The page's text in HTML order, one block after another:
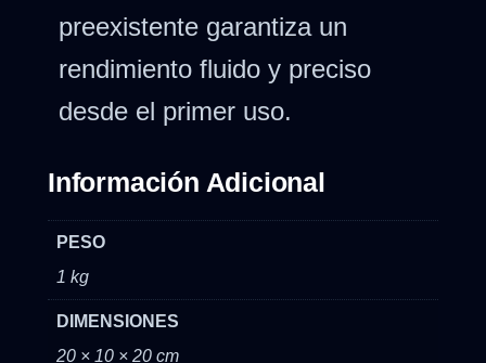
preexistente garantiza un
rendimiento fluido y preciso
desde el primer uso.
Información Adicional
PESO
1 kg
DIMENSIONES
20 × 10 × 20 cm